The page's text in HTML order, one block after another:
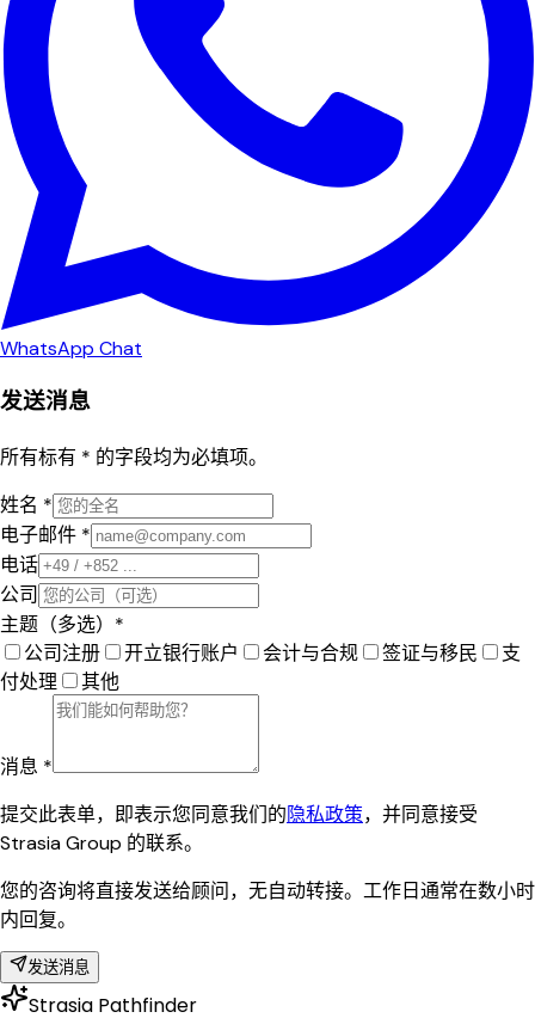
WhatsApp Chat
发送消息
所有标有 * 的字段均为必填项。
姓名 *
电子邮件 *
电话
公司
主题（多选）*
公司注册
开立银行账户 会计与合规 签证与移民
支
付处理
其他
消息 *
提交此表单，即表示您同意我们的隐私政策，并同意接受
Strasia Group 的联系。
您的咨询将直接发送给顾问，无自动转接。工作日通常在数小时
内回复。
发送消息
Strasia Pathfinder